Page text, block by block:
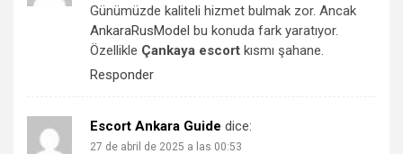
Günümüzde kaliteli hizmet bulmak zor. Ancak
AnkaraRusModel bu konuda fark yaratıyor.
Özellikle Çankaya escort kısmı şahane.
Responder
Escort Ankara Guide dice:
27 de abril de 2025 a las 00:53